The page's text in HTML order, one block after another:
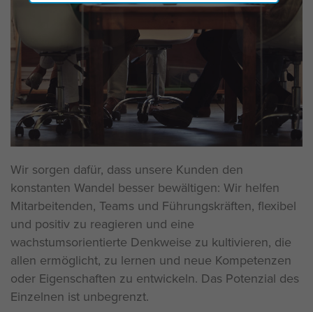
Wir sorgen dafür, dass unsere Kunden den
konstanten Wandel besser bewältigen: Wir helfen
Mitarbeitenden, Teams und Führungskräften, flexibel
und positiv zu reagieren und eine
wachstumsorientierte Denkweise zu kultivieren, die
allen ermöglicht, zu lernen und neue Kompetenzen
oder Eigenschaften zu entwickeln. Das Potenzial des
Einzelnen ist unbegrenzt.